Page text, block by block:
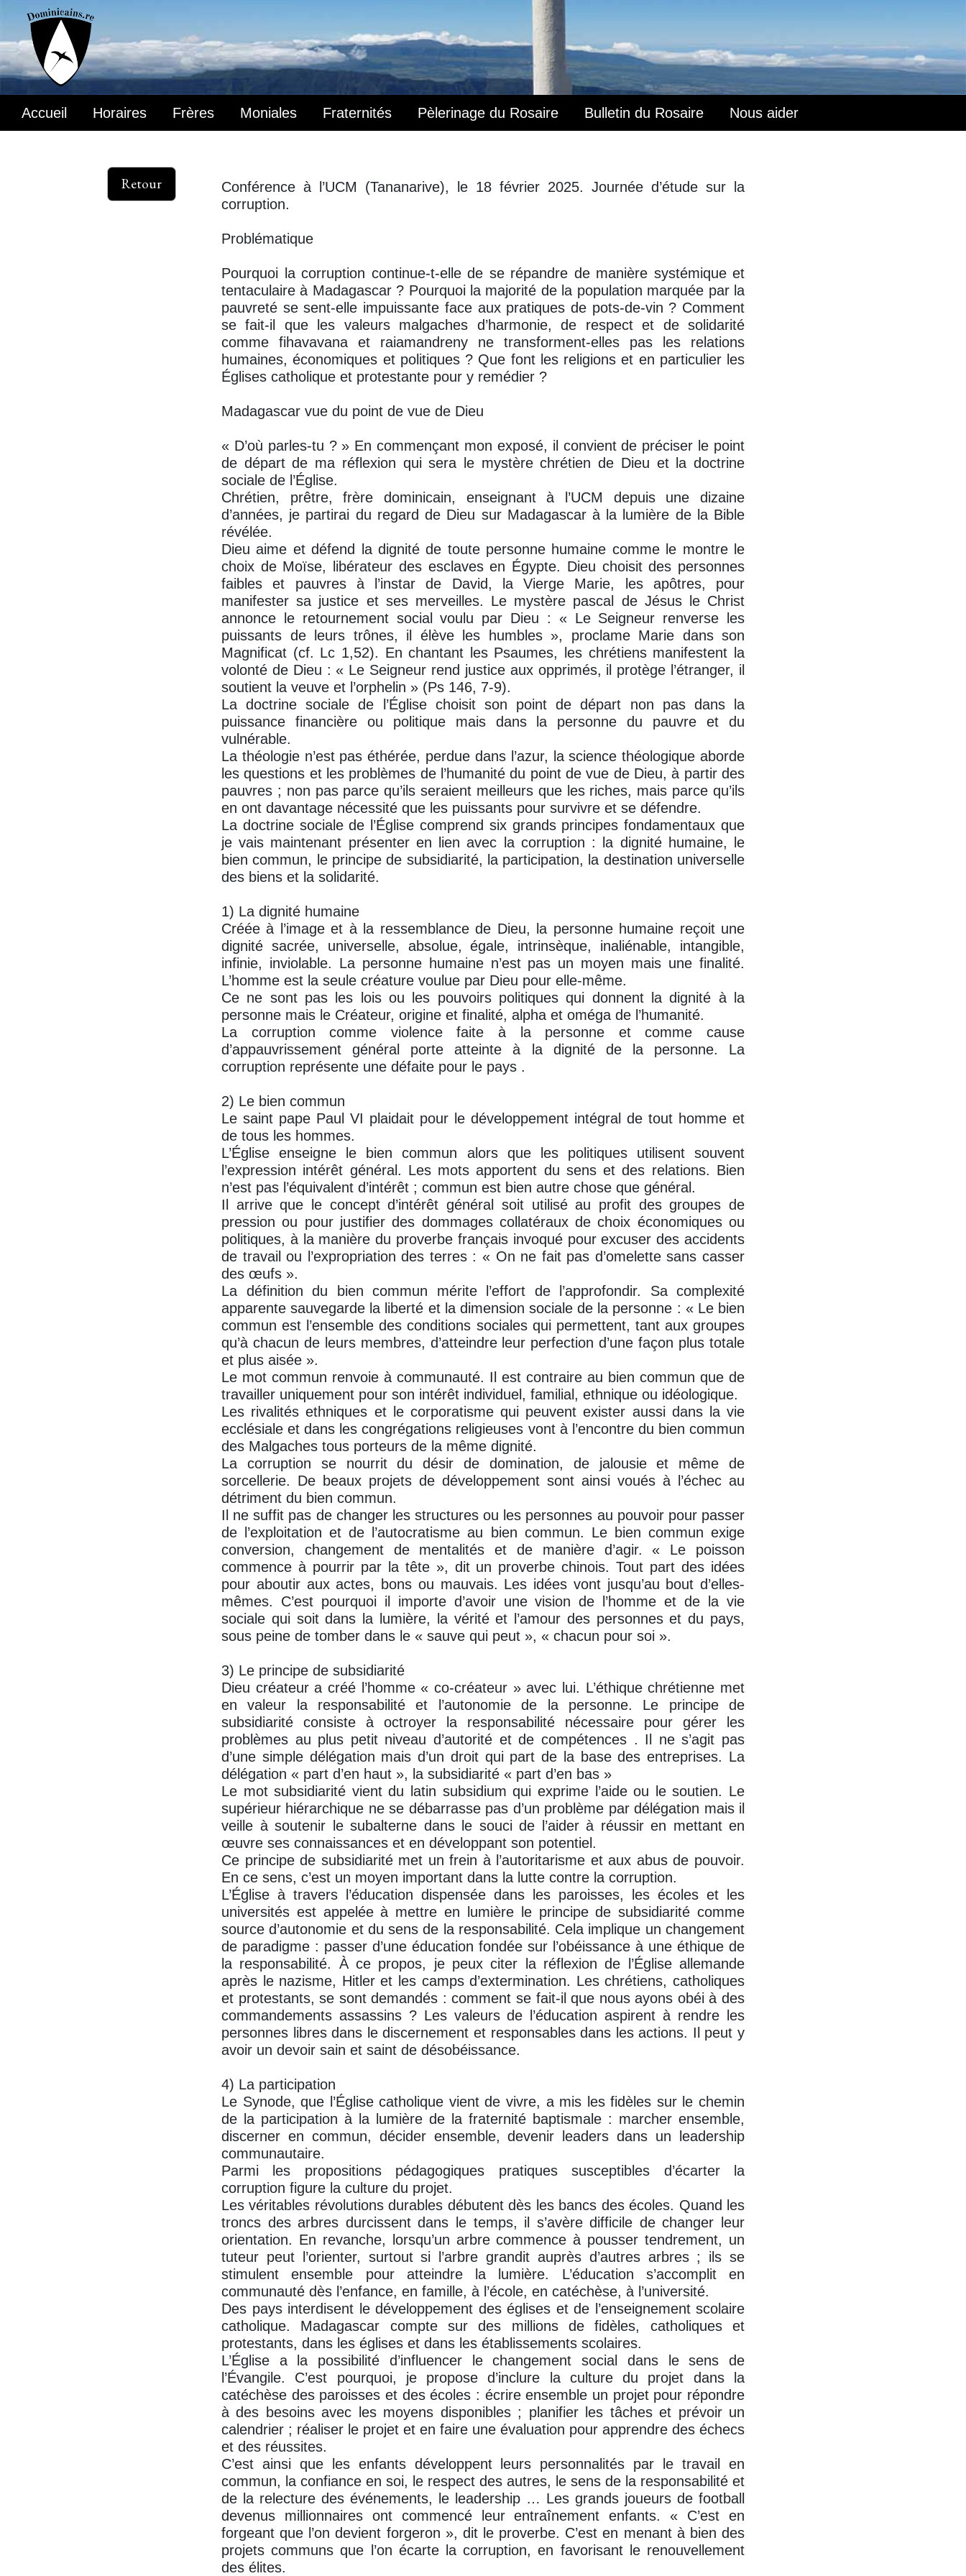
Accueil Horaires Frères Moniales Fraternités Pèlerinage du Rosaire Bulletin du Rosaire Nous aider
Retour
Conférence à l’UCM (Tananarive), le 18 février 2025. Journée d’étude sur la
corruption.
Problématique
Pourquoi la corruption continue-t-elle de se répandre de manière systémique et
tentaculaire à Madagascar ? Pourquoi la majorité de la population marquée par la
pauvreté se sent-elle impuissante face aux pratiques de pots-de-vin ? Comment
se fait-il que les valeurs malgaches d’harmonie, de respect et de solidarité
comme fihavavana et raiamandreny ne transforment-elles pas les relations
humaines, économiques et politiques ? Que font les religions et en particulier les
Églises catholique et protestante pour y remédier ?
Madagascar vue du point de vue de Dieu
« D’où parles-tu ? » En commençant mon exposé, il convient de préciser le point
de départ de ma réflexion qui sera le mystère chrétien de Dieu et la doctrine
sociale de l’Église.
Chrétien, prêtre, frère dominicain, enseignant à l’UCM depuis une dizaine
d’années, je partirai du regard de Dieu sur Madagascar à la lumière de la Bible
révélée.
Dieu aime et défend la dignité de toute personne humaine comme le montre le
choix de Moïse, libérateur des esclaves en Égypte. Dieu choisit des personnes
faibles et pauvres à l’instar de David, la Vierge Marie, les apôtres, pour
manifester sa justice et ses merveilles. Le mystère pascal de Jésus le Christ
annonce le retournement social voulu par Dieu : « Le Seigneur renverse les
puissants de leurs trônes, il élève les humbles », proclame Marie dans son
Magnificat (cf. Lc 1,52). En chantant les Psaumes, les chrétiens manifestent la
volonté de Dieu : « Le Seigneur rend justice aux opprimés, il protège l’étranger, il
soutient la veuve et l’orphelin » (Ps 146, 7-9).
La doctrine sociale de l’Église choisit son point de départ non pas dans la
puissance financière ou politique mais dans la personne du pauvre et du
vulnérable.
La théologie n’est pas éthérée, perdue dans l’azur, la science théologique aborde
les questions et les problèmes de l’humanité du point de vue de Dieu, à partir des
pauvres ; non pas parce qu’ils seraient meilleurs que les riches, mais parce qu’ils
en ont davantage nécessité que les puissants pour survivre et se défendre.
La doctrine sociale de l’Église comprend six grands principes fondamentaux que
je vais maintenant présenter en lien avec la corruption : la dignité humaine, le
bien commun, le principe de subsidiarité, la participation, la destination universelle
des biens et la solidarité.
1) La dignité humaine
Créée à l’image et à la ressemblance de Dieu, la personne humaine reçoit une
dignité sacrée, universelle, absolue, égale, intrinsèque, inaliénable, intangible,
infinie, inviolable. La personne humaine n’est pas un moyen mais une finalité.
L’homme est la seule créature voulue par Dieu pour elle-même.
Ce ne sont pas les lois ou les pouvoirs politiques qui donnent la dignité à la
personne mais le Créateur, origine et finalité, alpha et oméga de l’humanité.
La corruption comme violence faite à la personne et comme cause
d’appauvrissement général porte atteinte à la dignité de la personne. La
corruption représente une défaite pour le pays .
2) Le bien commun
Le saint pape Paul VI plaidait pour le développement intégral de tout homme et
de tous les hommes.
L’Église enseigne le bien commun alors que les politiques utilisent souvent
l’expression intérêt général. Les mots apportent du sens et des relations. Bien
n’est pas l’équivalent d’intérêt ; commun est bien autre chose que général.
Il arrive que le concept d’intérêt général soit utilisé au profit des groupes de
pression ou pour justifier des dommages collatéraux de choix économiques ou
politiques, à la manière du proverbe français invoqué pour excuser des accidents
de travail ou l’expropriation des terres : « On ne fait pas d’omelette sans casser
des œufs ».
La définition du bien commun mérite l’effort de l’approfondir. Sa complexité
apparente sauvegarde la liberté et la dimension sociale de la personne : « Le bien
commun est l’ensemble des conditions sociales qui permettent, tant aux groupes
qu’à chacun de leurs membres, d’atteindre leur perfection d’une façon plus totale
et plus aisée ».
Le mot commun renvoie à communauté. Il est contraire au bien commun que de
travailler uniquement pour son intérêt individuel, familial, ethnique ou idéologique.
Les rivalités ethniques et le corporatisme qui peuvent exister aussi dans la vie
ecclésiale et dans les congrégations religieuses vont à l’encontre du bien commun
des Malgaches tous porteurs de la même dignité.
La corruption se nourrit du désir de domination, de jalousie et même de
sorcellerie. De beaux projets de développement sont ainsi voués à l’échec au
détriment du bien commun.
Il ne suffit pas de changer les structures ou les personnes au pouvoir pour passer
de l’exploitation et de l’autocratisme au bien commun. Le bien commun exige
conversion, changement de mentalités et de manière d’agir. « Le poisson
commence à pourrir par la tête », dit un proverbe chinois. Tout part des idées
pour aboutir aux actes, bons ou mauvais. Les idées vont jusqu’au bout d’elles-
mêmes. C’est pourquoi il importe d’avoir une vision de l’homme et de la vie
sociale qui soit dans la lumière, la vérité et l’amour des personnes et du pays,
sous peine de tomber dans le « sauve qui peut », « chacun pour soi ».
3) Le principe de subsidiarité
Dieu créateur a créé l’homme « co-créateur » avec lui. L’éthique chrétienne met
en valeur la responsabilité et l’autonomie de la personne. Le principe de
subsidiarité consiste à octroyer la responsabilité nécessaire pour gérer les
problèmes au plus petit niveau d’autorité et de compétences . Il ne s’agit pas
d’une simple délégation mais d’un droit qui part de la base des entreprises. La
délégation « part d’en haut », la subsidiarité « part d’en bas »
Le mot subsidiarité vient du latin subsidium qui exprime l’aide ou le soutien. Le
supérieur hiérarchique ne se débarrasse pas d’un problème par délégation mais il
veille à soutenir le subalterne dans le souci de l’aider à réussir en mettant en
œuvre ses connaissances et en développant son potentiel.
Ce principe de subsidiarité met un frein à l’autoritarisme et aux abus de pouvoir.
En ce sens, c’est un moyen important dans la lutte contre la corruption.
L’Église à travers l’éducation dispensée dans les paroisses, les écoles et les
universités est appelée à mettre en lumière le principe de subsidiarité comme
source d’autonomie et du sens de la responsabilité. Cela implique un changement
de paradigme : passer d’une éducation fondée sur l’obéissance à une éthique de
la responsabilité. À ce propos, je peux citer la réflexion de l’Église allemande
après le nazisme, Hitler et les camps d’extermination. Les chrétiens, catholiques
et protestants, se sont demandés : comment se fait-il que nous ayons obéi à des
commandements assassins ? Les valeurs de l’éducation aspirent à rendre les
personnes libres dans le discernement et responsables dans les actions. Il peut y
avoir un devoir sain et saint de désobéissance.
4) La participation
Le Synode, que l’Église catholique vient de vivre, a mis les fidèles sur le chemin
de la participation à la lumière de la fraternité baptismale : marcher ensemble,
discerner en commun, décider ensemble, devenir leaders dans un leadership
communautaire.
Parmi les propositions pédagogiques pratiques susceptibles d’écarter la
corruption figure la culture du projet.
Les véritables révolutions durables débutent dès les bancs des écoles. Quand les
troncs des arbres durcissent dans le temps, il s’avère difficile de changer leur
orientation. En revanche, lorsqu’un arbre commence à pousser tendrement, un
tuteur peut l’orienter, surtout si l’arbre grandit auprès d’autres arbres ; ils se
stimulent ensemble pour atteindre la lumière. L’éducation s’accomplit en
communauté dès l’enfance, en famille, à l’école, en catéchèse, à l’université.
Des pays interdisent le développement des églises et de l’enseignement scolaire
catholique. Madagascar compte sur des millions de fidèles, catholiques et
protestants, dans les églises et dans les établissements scolaires.
L’Église a la possibilité d’influencer le changement social dans le sens de
l’Évangile. C’est pourquoi, je propose d’inclure la culture du projet dans la
catéchèse des paroisses et des écoles : écrire ensemble un projet pour répondre
à des besoins avec les moyens disponibles ; planifier les tâches et prévoir un
calendrier ; réaliser le projet et en faire une évaluation pour apprendre des échecs
et des réussites.
C’est ainsi que les enfants développent leurs personnalités par le travail en
commun, la confiance en soi, le respect des autres, le sens de la responsabilité et
de la relecture des événements, le leadership … Les grands joueurs de football
devenus millionnaires ont commencé leur entraînement enfants. « C’est en
forgeant que l’on devient forgeron », dit le proverbe. C’est en menant à bien des
projets communs que l’on écarte la corruption, en favorisant le renouvellement
des élites.